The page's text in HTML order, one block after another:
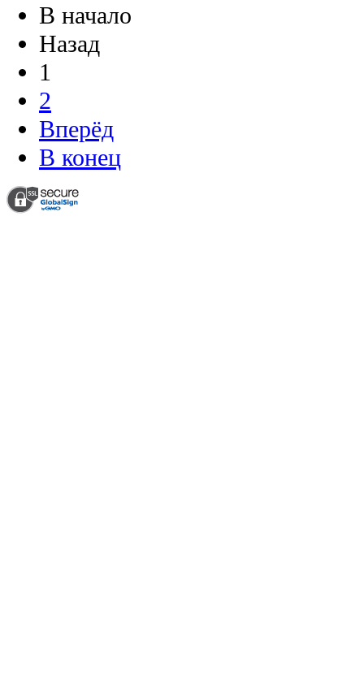
В начало
Назад
1
2
Вперёд
В конец